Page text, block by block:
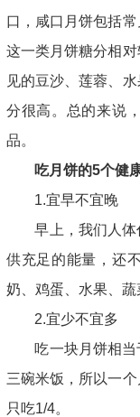
口，咸口月饼包括
这一类月饼糖分相
见的豆沙、莲蓉、
分很高。总的来说
品。
吃月饼的5个健
1.宜早不宜晚
早上，我们人
供充足的能量，还
奶、鸡蛋、水果、蔬
2.宜少不宜多
吃一块月饼相
三碗米饭，所以一
只吃1/4。